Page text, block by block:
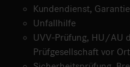
Kundendienst,
Unfallhilfe
UVV-Prüfung, HU/AU
Prüfgesellschaft vor Ort